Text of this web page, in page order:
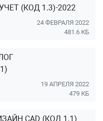
(КОД 1.3)-2022
24 ФЕВРАЛЯ 2022
481.6 КБ
19 АПРЕЛЯ 2022
479 КБ
CAD (КОД 1.1)